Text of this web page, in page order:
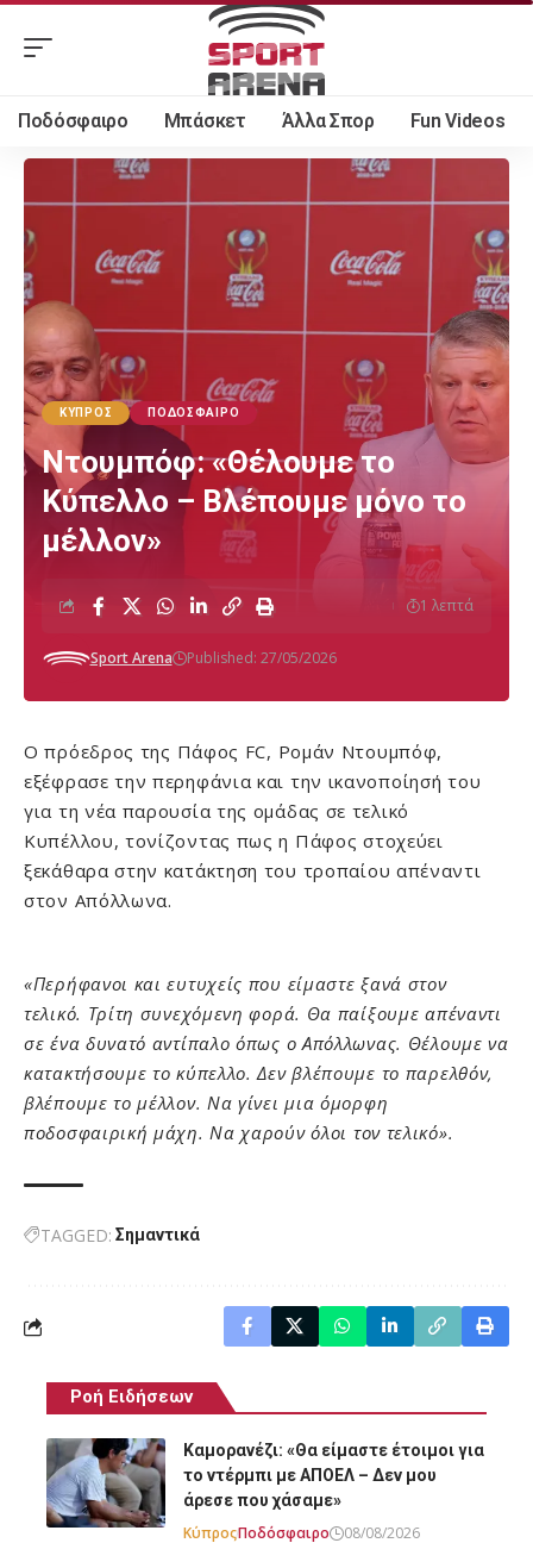
Ποδόσφαιρο Μπάσκετ Άλλα Σπορ Fun Videos
ΚΎΠΡΟΣ ΠΟΔΌΣΦΑΙΡΟ
Ντουμπόφ: «Θέλουμε το
Κύπελλο – Βλέπουμε μόνο το
μέλλον»
Sport Arena Published: 27/05/2026
1 λεπτά
Ο πρόεδρος της Πάφος FC, Ρομάν Ντουμπόφ,
εξέφρασε την περηφάνια και την ικανοποίησή του
για τη νέα παρουσία της ομάδας σε τελικό
Κυπέλλου, τονίζοντας πως η Πάφος στοχεύει
ξεκάθαρα στην κατάκτηση του τροπαίου απέναντι
στον Απόλλωνα.
«Περήφανοι και ευτυχείς που είμαστε ξανά στον
τελικό. Τρίτη συνεχόμενη φορά. Θα παίξουμε απέναντι
σε ένα δυνατό αντίπαλο όπως ο Απόλλωνας. Θέλουμε να
κατακτήσουμε το κύπελλο. Δεν βλέπουμε το παρελθόν,
βλέπουμε το μέλλον. Να γίνει μια όμορφη
ποδοσφαιρική μάχη. Να χαρούν όλοι τον τελικό».
TAGGED: Σημαντικά
Ροή Ειδήσεων
Καμορανέζι: «Θα είμαστε έτοιμοι για
το ντέρμπι με ΑΠΟΕΛ – Δεν μου
άρεσε που χάσαμε»
ΚύπροςΠοδόσφαιρο 08/08/2026